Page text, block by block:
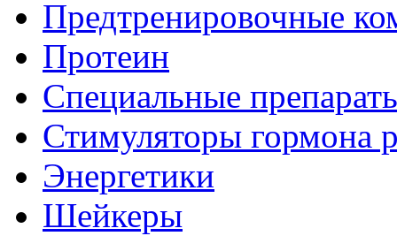
Предтренировочные
Протеин
Специальные
Стимуляторы гормона
Энергетики
Шейкеры